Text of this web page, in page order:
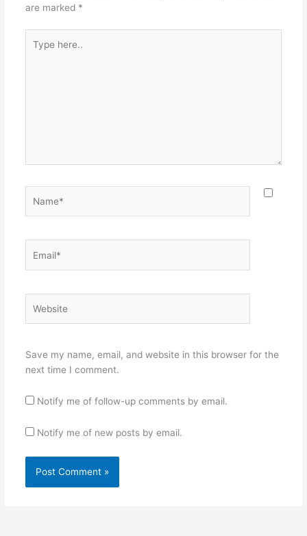
are marked *
here..
Save my name, email, and website in this browser for the
next time I comment.
Notify me of follow-up comments by email.
Notify me of new posts by email.